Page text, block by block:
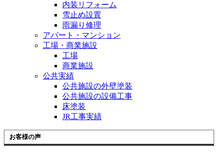
内装リフォーム
雪止め設置
雨漏り修理
アパート・マンション
工場・商業施設
工場
商業施設
公共実績
公共施設の外壁塗装
公共施設の設備工事
床塗装
JR工事実績
お客様の声